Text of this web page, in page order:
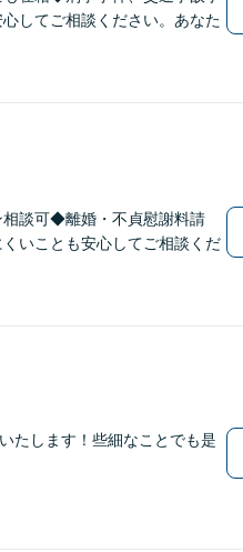
してご相談ください。あなた
談可◆離婚・不貞慰謝料請
いことも安心してご相談くだ
たします！些細なことでも是